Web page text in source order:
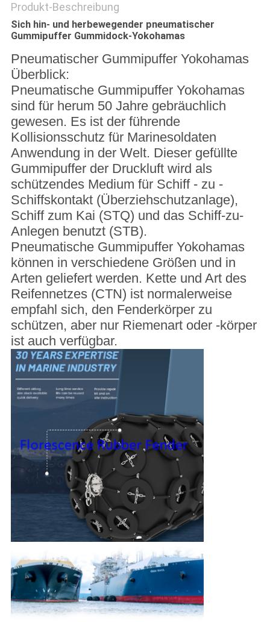
Produkt-Beschreibung
Sich hin- und herbewegender pneumatischer
Gummipuffer Gummidock-Yokohamas
Pneumatischer Gummipuffer Yokohamas
Überblick:
Pneumatische Gummipuffer Yokohamas
sind für herum 50 Jahre gebräuchlich
gewesen. Es ist der führende
Kollisionsschutz für Marinesoldaten
Anwendung in der Welt. Dieser gefüllte
Gummipuffer der Druckluft wird als
schützendes Medium für Schiff - zu -
Schiffskontakt (Überziehschutzanlage),
Schiff zum Kai (STQ) und das Schiff-zu-
Anlegen benutzt (STB).
Pneumatische Gummipuffer Yokohamas
können in verschiedene Größen und in
Arten geliefert werden. Kette und Art des
Reifennetzes (CTN) ist normalerweise
empfahl sich, den Fenderkörper zu
schützen, aber nur Riemenart oder -körper
ist auch verfügbar.